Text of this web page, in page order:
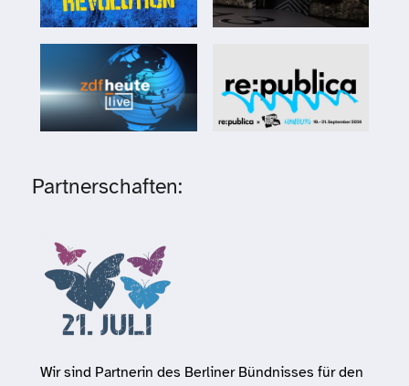
Partnerschaften:
Wir sind Partnerin des Berliner Bündnisses für den